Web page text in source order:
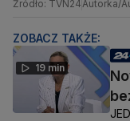
Źródło: TVN24 Autorka/
ZOBACZ TAKŻE:
19 min